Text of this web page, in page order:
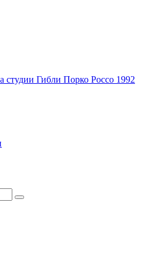
студии Гибли Порко Россо 1992
Search